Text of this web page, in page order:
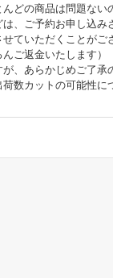
んどの商品は問題ない
は、ご予約お申し込
せていただくことがご
ご返金いたします）
、あらかじめご了承
荷数カットの可能性